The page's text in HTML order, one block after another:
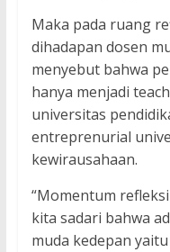
Maka pada ruang
dihadapan dosen
menyebut bahwa
hanya menjadi
universitas
entreprenurial
kewirausahaan.
“Momentum
kita sadari bahwa
muda kedepan